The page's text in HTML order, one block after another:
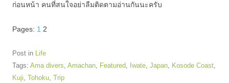
ก่อนหน้า คนที่สนใจอย่าลืมติดตามอ่านกันนะครับ
Pages: 1 2
Post in Life
Tags: Ama divers, Amachan, Featured, Iwate, Japan, Kosode Coast,
Kuji, Tohoku, Trip